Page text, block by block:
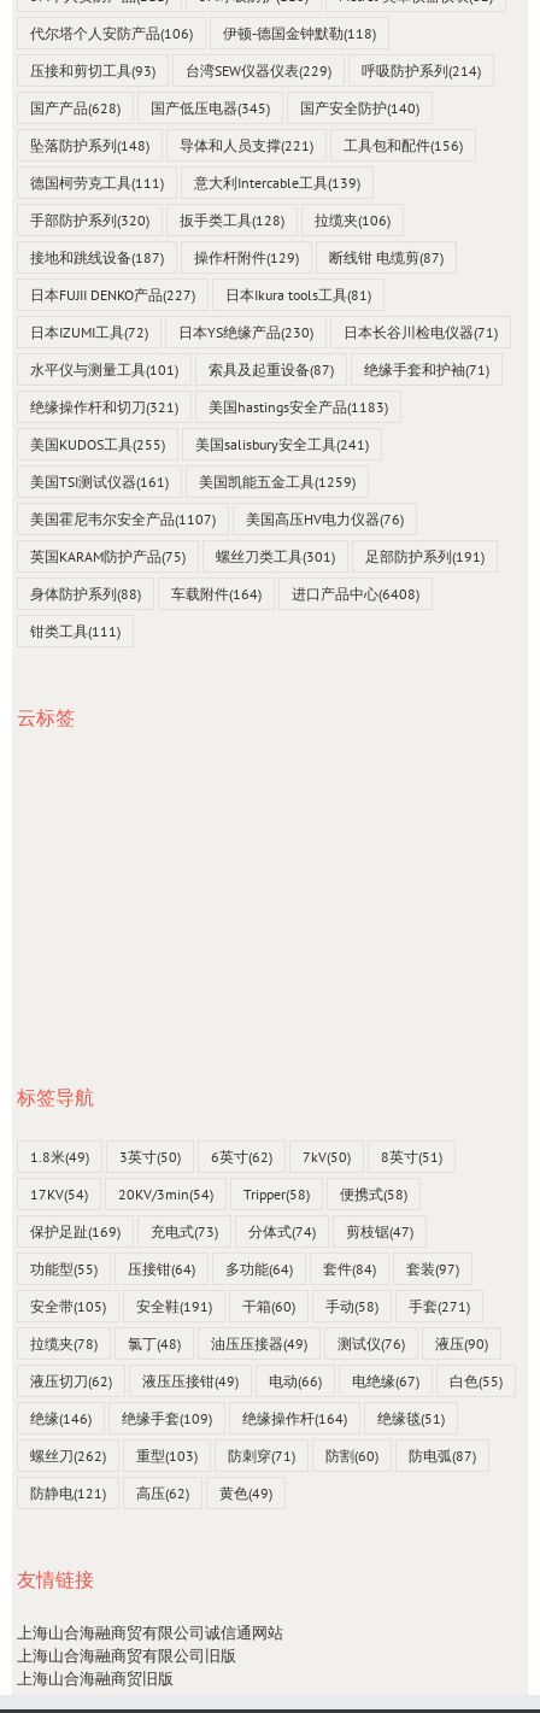
代尔塔个人安防产品(106) 伊顿-德国金钟默勒(118)
压接和剪切工具(93) 台湾SEW仪器仪表(229) 呼吸防护系列(214)
国产产品(628) 国产低压电器(345) 国产安全防护(140)
坠落防护系列(148) 导体和人员支撑(221) 工具包和配件(156)
德国柯劳克工具(111) 意大利Intercable工具(139)
手部防护系列(320) 扳手类工具(128) 拉缆夹(106)
接地和跳线设备(187) 操作杆附件(129) 断线钳 电缆剪(87)
日本FUJII DENKO产品(227) 日本Ikura tools工具(81)
日本IZUMI工具(72) 日本YS绝缘产品(230) 日本长谷川检电仪器(71)
水平仪与测量工具(101) 索具及起重设备(87) 绝缘手套和护袖(71)
绝缘操作杆和切刀(321) 美国hastings安全产品(1183)
美国KUDOS工具(255) 美国salisbury安全工具(241)
美国TSI测试仪器(161) 美国凯能五金工具(1259)
美国霍尼韦尔安全产品(1107) 美国高压HV电力仪器(76)
英国KARAM防护产品(75) 螺丝刀类工具(301) 足部防护系列(191)
身体防护系列(88) 车载附件(164) 进口产品中心(6408)
钳类工具(111)
云标签
标签导航
1.8米(49) 3英寸(50) 6英寸(62) 7kV(50) 8英寸(51)
17KV(54) 20KV/3min(54) Tripper(58) 便携式(58)
保护足趾(169) 充电式(73) 分体式(74) 剪枝锯(47)
功能型(55) 压接钳(64) 多功能(64) 套件(84) 套装(97)
安全带(105) 安全鞋(191) 干箱(60) 手动(58) 手套(271)
拉缆夹(78) 氯丁(48) 油压压接器(49) 测试仪(76) 液压(90)
液压切刀(62) 液压压接钳(49) 电动(66) 电绝缘(67) 白色(55)
绝缘(146) 绝缘手套(109) 绝缘操作杆(164) 绝缘毯(51)
螺丝刀(262) 重型(103) 防刺穿(71) 防割(60) 防电弧(87)
防静电(121) 高压(62) 黄色(49)
友情链接
上海山合海融商贸有限公司诚信通网站
上海山合海融商贸有限公司旧版
上海山合海融商贸旧版